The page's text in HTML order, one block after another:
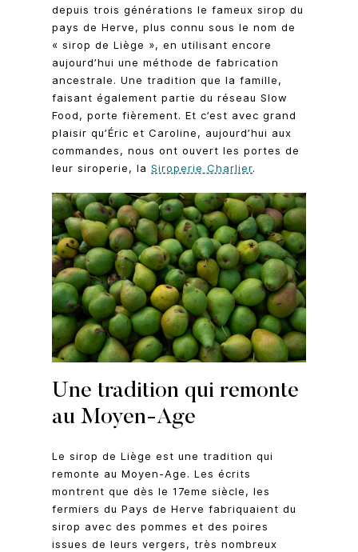
depuis trois générations le fameux sirop du
pays de Herve, plus connu sous le nom de
« sirop de Liège », en utilisant encore
aujourd’hui une méthode de fabrication
ancestrale. Une tradition que la famille,
faisant également partie du réseau Slow
Food, porte fièrement. Et c’est avec grand
plaisir qu’Éric et Caroline, aujourd’hui aux
commandes, nous ont ouvert les portes de
leur siroperie, la Siroperie Charlier.
Une tradition qui remonte
au Moyen-Age
Le sirop de Liège est une tradition qui
remonte au Moyen-Age. Les écrits
montrent que dès le 17eme siècle, les
fermiers du Pays de Herve fabriquaient du
sirop avec des pommes et des poires
issues de leurs vergers, très nombreux